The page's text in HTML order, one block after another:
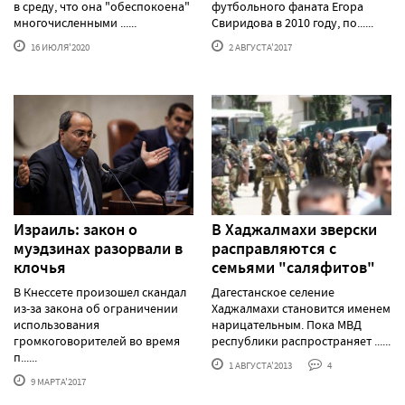
в среду, что она "обеспокоена"
многочисленными ......
16 ИЮЛЯ'2020
футбольного фаната Егора
Свиридова в 2010 году, по......
2 АВГУСТА'2017
Израиль: закон о
муэдзинах разорвали в
клочья
В Кнессете произошел скандал
из-за закона об ограничении
использования
громкоговорителей во время
п......
9 МАРТА'2017
В Хаджалмахи зверски
расправляются с
семьями "саляфитов"
Дагестанское селение
Хаджалмахи становится именем
нарицательным. Пока МВД
республики распространяет ......
1 АВГУСТА'2013 4